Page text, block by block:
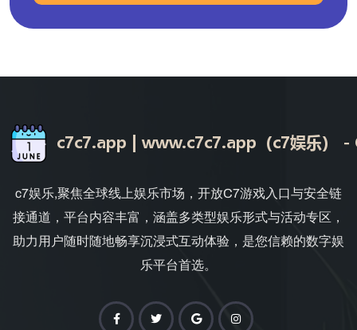
c7娱乐,聚焦全球线上娱乐市场，开放C7游戏入口与安全链
接通道，平台内容丰富，涵盖多类型娱乐形式与活动专区，
助力用户随时随地畅享沉浸式互动体验，是您信赖的数字娱
乐平台首选。